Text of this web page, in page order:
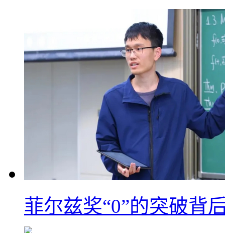
菲尔兹奖“0”的突破背